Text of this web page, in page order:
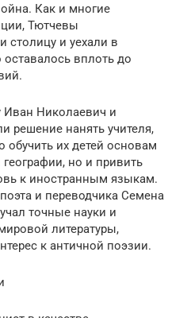
Как и многие
Тютчевы
столицу и уехали в
вплоть до
Николаевич и
решение нанять учителя,
их детей основам
но и привить
к иностранным языкам.
и переводчика Семена
точные науки и
литературы,
к античной поэзии.